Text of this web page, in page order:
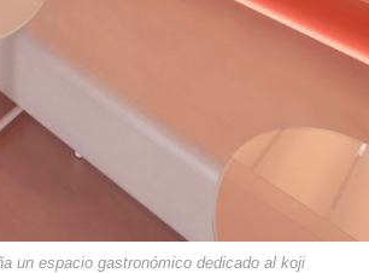
un espacio gastronómico dedicado al koji